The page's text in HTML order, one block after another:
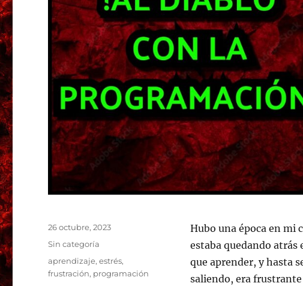
Hubo una época en mi
estaba quedando
que aprender, y hasta
saliendo, era
Publicado
el
26 octubre, 2023
Categorías
Sin categoría
Etiquetas
aprendizaje,estrés,
frustración, programación